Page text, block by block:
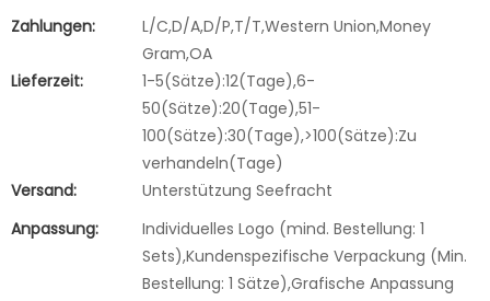
Zahlungen:
L/C,D/A,D/P,T/T,Western Union,Money
Gram,OA
Lieferzeit:
1-5(Sätze):12(Tage),6-
50(Sätze):20(Tage),51-
100(Sätze):30(Tage),>100(Sätze):Zu
verhandeln(Tage)
Versand:
Unterstützung Seefracht
Anpassung:
Individuelles Logo (mind. Bestellung: 1
Sets),Kundenspezifische Verpackung (Min.
Bestellung: 1 Sätze),Grafische Anpassung